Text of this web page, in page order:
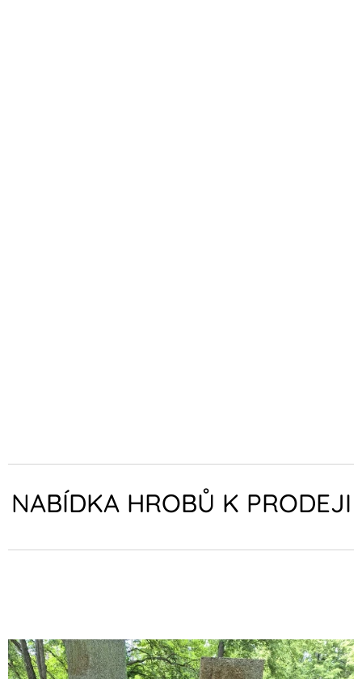
NABÍDKA HROBŮ K PRODEJI